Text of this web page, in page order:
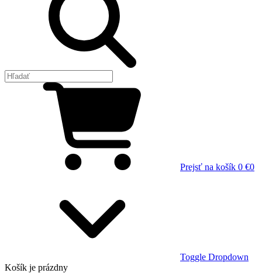
Prejsť na košík 0 €0
Toggle Dropdown
Košík je prázdny